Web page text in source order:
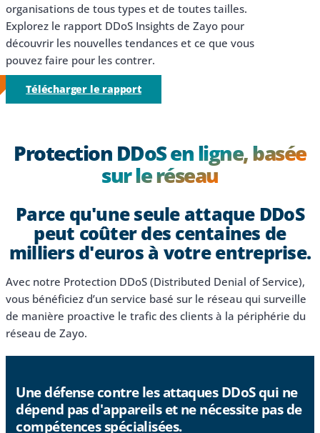
organisations de tous types et de toutes tailles.
Explorez le rapport DDoS Insights de Zayo pour
découvrir les nouvelles tendances et ce que vous
pouvez faire pour les contrer.
Télécharger le rapport
Protection DDoS en ligne, basée
sur le réseau
Parce qu'une seule attaque DDoS
peut coûter des centaines de
milliers d'euros à votre entreprise.
Avec notre Protection DDoS (Distributed Denial of Service),
vous bénéficiez d’un service basé sur le réseau qui surveille
de manière proactive le trafic des clients à la périphérie du
réseau de Zayo.
Une défense contre les attaques DDoS qui ne
dépend pas d'appareils et ne nécessite pas de
compétences spécialisées.